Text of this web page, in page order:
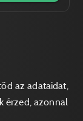
az adataidat,
érzed, azonnal